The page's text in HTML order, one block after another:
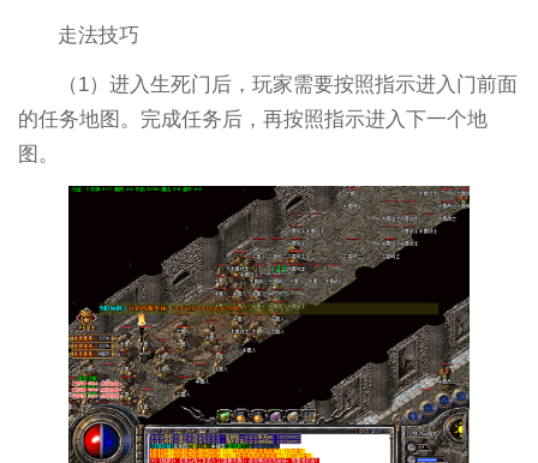
走法技巧
（1）进入生死门后，玩家需要按照指示进入门前面
的任务地图。完成任务后，再按照指示进入下一个地
图。